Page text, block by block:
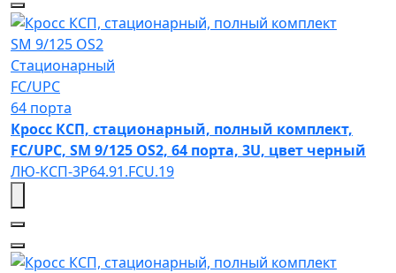
SM 9/125 OS2
Стационарный
FC/UPC
64 порта
Кросс КСП, стационарный, полный комплект,
FC/UPC, SM 9/125 OS2, 64 порта, 3U, цвет черный
ЛЮ-КСП-3Р64.91.FCU.19